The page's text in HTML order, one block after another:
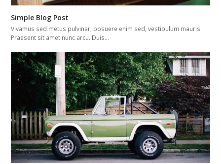
Simple Blog Post
Vivamus sed metus pulvinar, posuere enim sed, vestibulum mauris.
Praesent sit amet nunc arcu. Duis…